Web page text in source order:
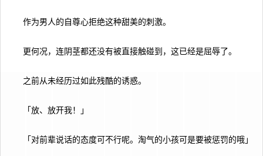
作为男人的自尊心拒绝这种甜美的刺激。
更何况，连阴茎都还没有被直接触碰到，这已经是屈辱了。
之前从未经历过如此残酷的诱惑。
「放、放开我！」
「对前辈说话的态度可不行呢。淘气的小孩可是要被惩罚的哦」